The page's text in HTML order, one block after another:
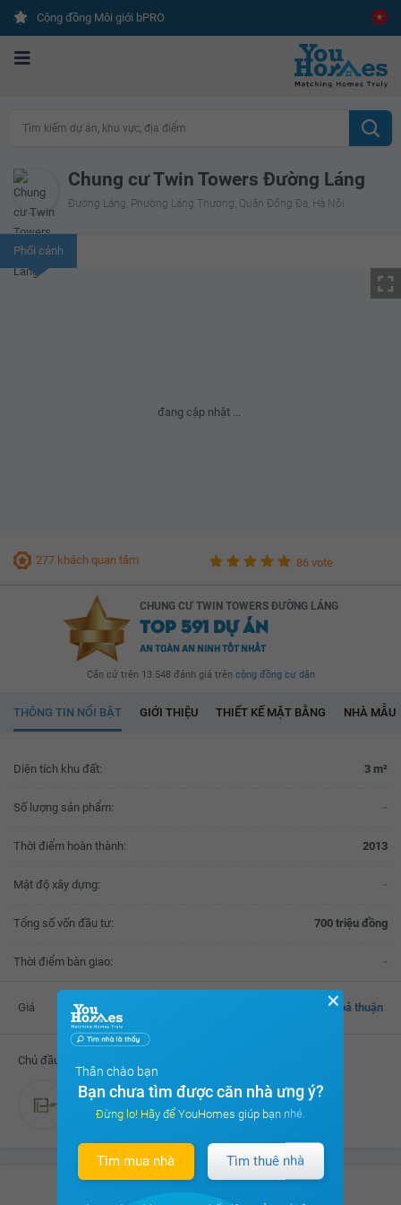
Cộng đồng Môi giới bPRO
Tìm kiếm dự án, khu vực, địa điểm
Chung cư Twin Towers Đường Láng
Đường Láng, Phường Láng Thượng, Quận Đống Đa, Hà Nội
Phối cảnh
đang cập nhật ...
277 khách quan tâm 86 vote
CHUNG CƯ TWIN TOWERS ĐƯỜNG LÁNG
TOP 591 DỰ ÁN
AN TOÀN AN NINH TỐT NHẤT
Căn cứ trên 13.548 đánh giá trên cộng đồng cư dân
THÔNG TIN NỔI BẬT GIỚI THIỆU THIẾT KẾ MẶT BẰNG NHÀ MẪU
Diện tích khu đất: 3 m²
Số lượng sản phẩm: -
Thời điểm hoàn thành: 2013
Mật độ xây dựng: -
Tổng số vốn đầu tư: 700 triệu đồng
Thời điểm bàn giao: -
Giá Thoả thuận
Chủ đầu tư
Công ty CP Tân Phú Long
✕
Thân chào bạn
Bạn chưa tìm được căn nhà ưng ý?
Đừng lo! Hãy để YouHomes giúp bạn nhé.
Tìm mua nhà Tìm thuê nhà